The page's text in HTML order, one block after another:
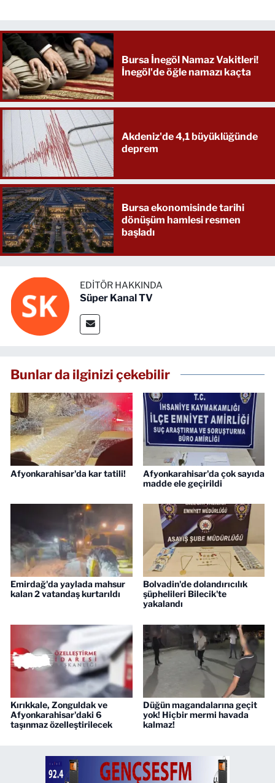
Bursa İnegöl Namaz Vakitleri!
İnegöl'de öğle namazı kaçta
Akdeniz'de 4,1 büyüklüğünde
deprem
Bursa ekonomisinde tarihi
dönüşüm hamlesi resmen
başladı
EDITÖR HAKKINDA
Süper Kanal TV
Bunlar da ilginizi çekebilir
Afyonkarahisar'da kar tatili!
Afyonkarahisar'da çok sayıda
madde ele geçirildi
Emirdağ'da yaylada mahsur
kalan 2 vatandaş kurtarıldı
Bolvadin'de dolandırıcılık
şüphelileri Bilecik'te
yakalandı
Kırıkkale, Zonguldak ve
Afyonkarahisar'daki 6
taşınmaz özelleştirilecek
Düğün magandalarına geçit
yok! Hiçbir mermi havada
kalmaz!